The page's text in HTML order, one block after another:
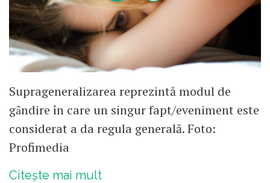
Suprageneralizarea reprezintă modul de
gȃndire în care un singur fapt/eveniment este
considerat a da regula generală. Foto:
Profimedia
Citește mai mult